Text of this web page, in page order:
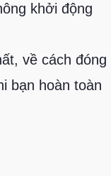
khởi động
về cách đóng
bạn hoàn toàn